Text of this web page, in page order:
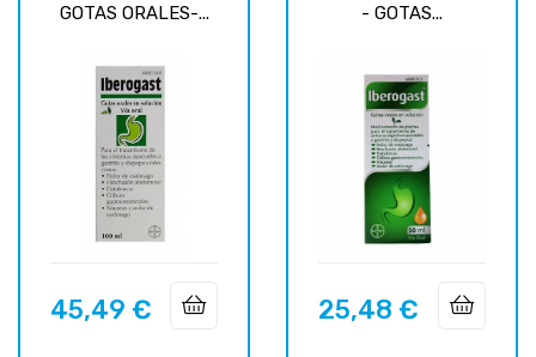
GOTAS ORALES-...
Prix
45,49 €
- GOTAS...
Prix
25,48 €